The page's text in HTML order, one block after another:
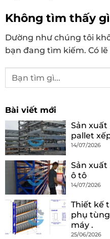
Không tìm thấy gì
Dường như chúng tôi
bạn đang tìm kiếm. Có
Bài viết mới
Sản
pallet
14/07/2026
Sản
ô tô
14/07/2026
Thiết kế
phụ
máy .
25/06/2026